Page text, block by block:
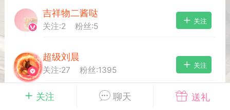
关注 聊天 送礼
吉祥物二酱哒
关注:2 粉丝:5
关注
超级刘晨
关注:27 粉丝:1395
关注
牢何